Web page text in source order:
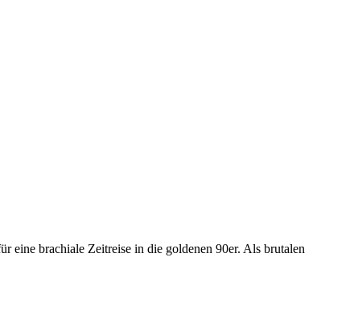
brachiale Zeitreise in die goldenen 90er. Als brutalen